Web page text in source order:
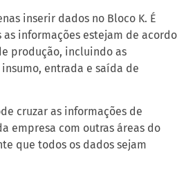
inserir dados no Bloco K. É
informações estejam de acordo
produção, incluindo as
entrada e saída de
cruzar as informações de
empresa com outras áreas do
que todos os dados sejam